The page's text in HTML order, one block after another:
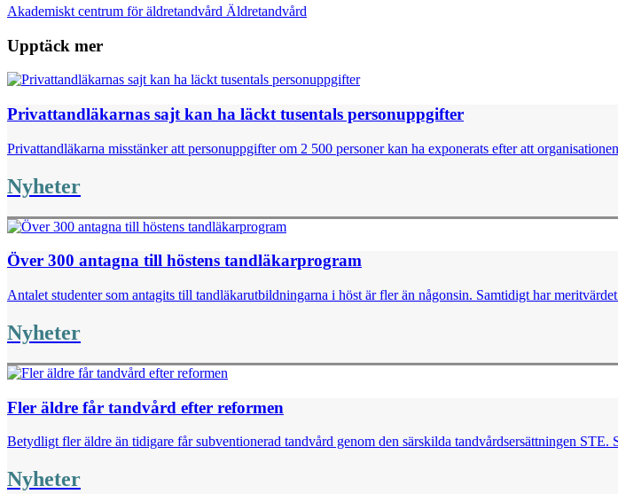
Email
Akademiskt centrum för äldretandvård Äldretandvård
Upptäck mer
Privattandläkarnas sajt kan ha läckt tusentals personuppgifter
Privattandläkarna misstänker att personuppgifter om 2 500 personer kan ha exponerats efter att
Nyheter
Över 300 antagna till höstens tandläkarprogram
Antalet studenter som antagits till tandläkarutbildningarna i höst är fler än någonsin. Samtidigt har
Nyheter
Fler äldre får tandvård efter reformen
Betydligt fler äldre än tidigare får subventionerad tandvård genom den särskilda tandvårdsersättningen
Nyheter